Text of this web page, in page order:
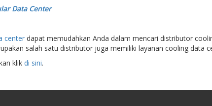
Data Center
centerdapat memudahkan Anda dalam mencari distributor
salah satu distributor juga memiliki layanan cooling data
klik di sini.